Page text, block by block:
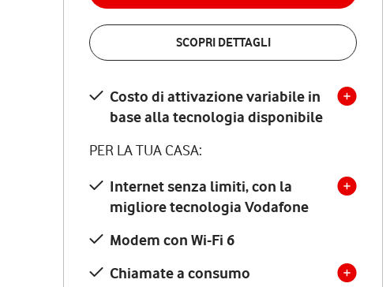
SCOPRI DETTAGLI
Costo di attivazione variabile in
base alla tecnologia disponibile
PER LA TUA CASA:
Internet senza limiti, con la
migliore tecnologia Vodafone
Modem con Wi-Fi 6
Chiamate a consumo